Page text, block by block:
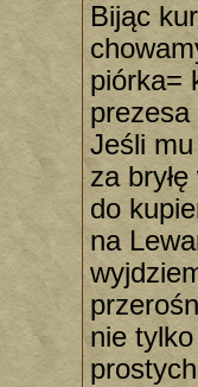
Bijąc
piórka=
Jeśli
za
do
na
nie